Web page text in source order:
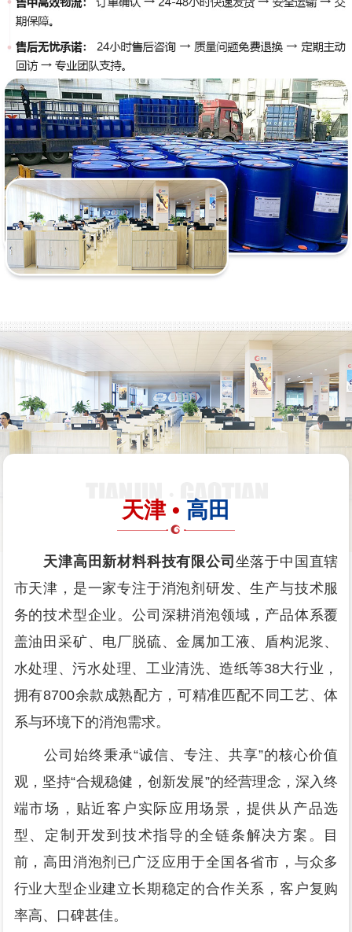
天津 • 高田
天津高田新材料科技有限公司 坐落于中国直辖
市天津，是一家专注于消泡剂研发、生产与技术服
务的技术型企业。公司深耕消泡领域，产品体系覆
盖油田采矿、电厂脱硫、金属加工液、盾构泥浆、
水处理、污水处理、工业清洗、造纸等38大行业，
拥有8700余款成熟配方，可精准匹配不同工艺、体
系与环境下的消泡需求。
公司始终秉承“诚信、专注、共享”的核心价值
观，坚持“合规稳健，创新发展”的经营理念，深入终
端市场，贴近客户实际应用场景，提供从产品选
型、定制开发到技术指导的全链条解决方案。目
前，高田消泡剂已广泛应用于全国各省市，与众多
行业大型企业建立长期稳定的合作关系，客户复购
率高、口碑甚佳。